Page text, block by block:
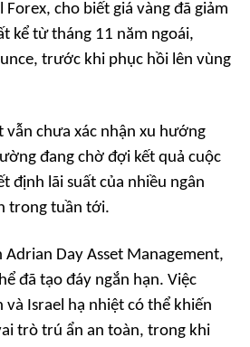
cho biết giá vàng đã giảm
kể từ tháng 11 năm ngoái,
trước khi phục hồi lên vùng
vẫn chưa xác nhận xu hướng
đang chờ đợi kết quả cuộc
định lãi suất của nhiều ngân
trong tuần tới.
Adrian Day Asset Management,
đã tạo đáy ngắn hạn. Việc
và Israel hạ nhiệt có thể khiến
trò trú ẩn an toàn, trong khi